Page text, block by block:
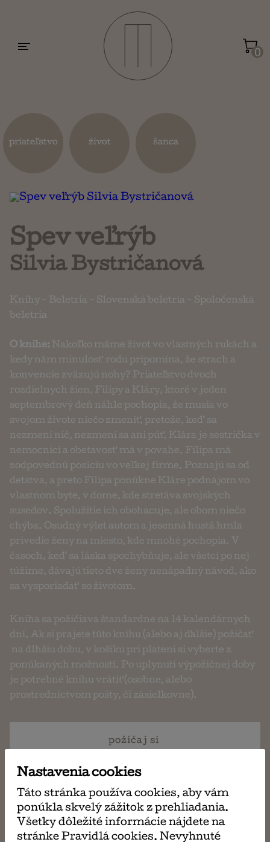
0
priateľstvo život šanca
Spev veľrýb
Silvia Bystričanová
Knihy - Beletria - Slovenská beletria - Spoločenská
beletria
O knihe: Nakoľko máme život vo vlastných rukách a
kedy nám minulosť rodu pripomína, že strach a
konvencie zväzujú nohy? Priateľstvo dvoch
rozdielnych žien, Filipy a Kláry, ktoré v jeden
septembrový deň náhle pochopia, že musia vo
svojom živote niečo zmeniť, pretože, keď sa
nezmení nič, nezmení sa ani púť. Klára je sestrička v
nemocnici a obetavosť má v povahe. Filipa má
zodpovednú pozíciu vo veľkej firme. Poznajú sa od
detstva, a preto Filipa ponúkne Kláre podnájom vo
vlastnom byte, v dome, kde stretáva svojských
susedov. Spolužitie ich obohacuje, ale obom niečo
chýba. Osudný výlet autom a jesenná hustá hmla
privedie ženy na miesto, kde mnohé pochopia. V
časoch, keď sa láska spochybňuje, ale všetci po nej
túžime, dávajú tieto dve ženy nenápadný návod, ako
sa vysporiadať so životom.
Kniha sa požičiava štandardne na 14 kalendárnych
dní. Ak si prajete túto knihu (alebo aj ďalšie) požičať
na dlhšiu dobu, v košíku pri platení si vyberte z
ponúkaných možností. Po uplynutí výpožičnej doby
je potrebné knihu vrátiť (osobne, alebo
prostredníctvom pošty, či zásielkovne).
požičaj si
napísať
email
Nastavenia cookies
Táto stránka používa cookies, aby vám
ponúkla skvelý zážitok z prehliadania.
Všetky dôležité informácie nájdete na
stránke Pravidlá cookies. Nevyhnuté